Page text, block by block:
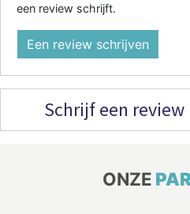
een review schrijft.
Een review schrijven
Schrijf een review
ONZE